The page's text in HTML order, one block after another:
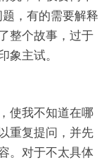
题，有的需要解释
整个故事，过于
象主试。
使我不知道在哪
重复提问，并先
。对于不太具体